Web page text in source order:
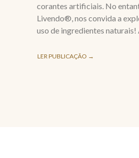
corantes artificiais. No
Livendo®, nos convida a
uso de ingredientes naturais!
LER PUBLICAÇÃO →